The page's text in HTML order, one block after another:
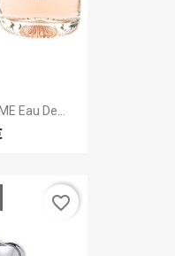
Eau De...
favorite_border